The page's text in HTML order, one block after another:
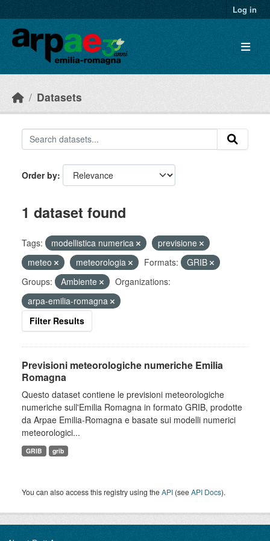
Log in
Datasets
Order by
1 dataset found
Tags: modellistica numerica
previsione
meteo
meteorologia Formats:
GRIB
Groups:
Ambiente
Organizations:
arpa-emilia-romagna
Filter Results
Previsioni meteorologiche numeriche Emilia
Romagna
Questo dataset contiene le previsioni meteorologiche
numeriche sull'Emilia Romagna in formato GRIB, prodotte
da Arpae Emilia-Romagna e basate sui modelli numerici
meteorologici...
GRIB grib
You can also access this registry using theAPI (seeAPI Docs).